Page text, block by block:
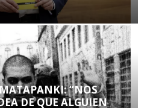
“NOS
DE QUE ALGUIEN